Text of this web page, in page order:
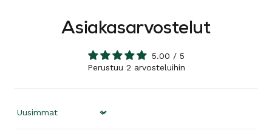
Asiakasarvostelut
5.00 / 5
Perustuu 2 arvosteluihin
Sort by